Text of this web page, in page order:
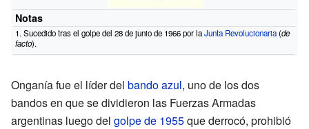
Notas
Sucedido tras el golpe del 28 de junio de 1966 por laJunta Revolucionaria(de
facto).
Onganía fue el líder del bando azul, uno de los dos
bandos en que se dividieron las Fuerzas Armadas
argentinas luego del golpe de 1955que derrocó, prohibió